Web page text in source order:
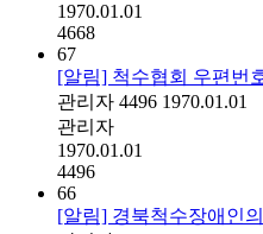
1970.01.01
4668
67
[알림] 척수협회 우편번
관리자 4496 1970.01.01
관리자
1970.01.01
4496
66
[알림] 경북척수장애인